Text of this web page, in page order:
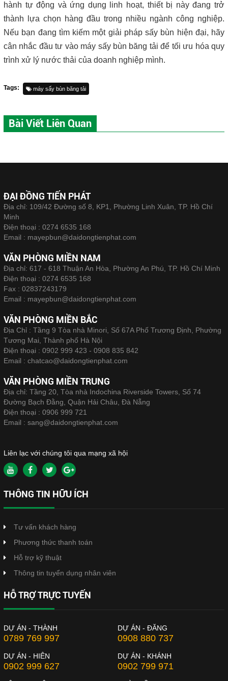
hành tự động và ứng dụng linh hoạt, thiết bị này đang trở
thành lựa chọn hàng đầu trong nhiều ngành công nghiệp.
Nếu bạn đang tìm kiếm một giải pháp sấy bùn hiện đại, hãy
cân nhắc đầu tư vào máy sấy bùn băng tải để tối ưu hóa quy
trình xử lý nước thải của doanh nghiệp mình.
Tags: máy sấy bùn băng tải
Bài Viết Liên Quan
ĐẠI ĐỒNG TIẾN PHÁT
Địa chỉ: 109/42 Đường số 8, KP1, Phường Linh Xuân, TP. Hồ Chí
Minh
Điện thoại : 0274 6535 168
Email : mayepbun@daidongtienphat.com
VĂN PHÒNG MIỀN NAM
Địa chỉ: 617 - 618 Thuận An Hòa, Phường An Phú, TP. Hồ Chí Minh
Điện thoại : 0274 6535 168
Fax : 02837243179
Email : mayepbun@daidongtienphat.com
VĂN PHÒNG MIỀN BẮC
Địa Chỉ : Tầng 9 Tòa nhà Minori, Số 67A Phố Trương Định, Phường
Tương Mai, Thành phố Hà Nội
Điện thoại : 0902 999 423 - 0908 835 842
Email : chatcao@daidongtienphat.com
VĂN PHÒNG MIỀN TRUNG
Địa chỉ: Tầng 20, Tòa nhà Indochina Riverside Towers, Số 74
Đường Bạch Đằng, Quận Hải Châu, Đà Nẵng
Điện thoại : 0906 999 721
Email : sang@daidongtienphat.com
Liên lạc với chúng tôi qua mạng xã hội
THÔNG TIN HỮU ÍCH
Tư vấn khách hàng
Phương thức thanh toán
Hỗ trợ kỹ thuật
Thông tin tuyển dụng nhân viên
HỖ TRỢ TRỰC TUYẾN
DỰ ÁN - THÀNH
0789 769 997
DỰ ÁN - ĐĂNG
0908 880 737
DỰ ÁN - HIÊN
0902 999 627
DỰ ÁN - KHÁNH
0902 799 971